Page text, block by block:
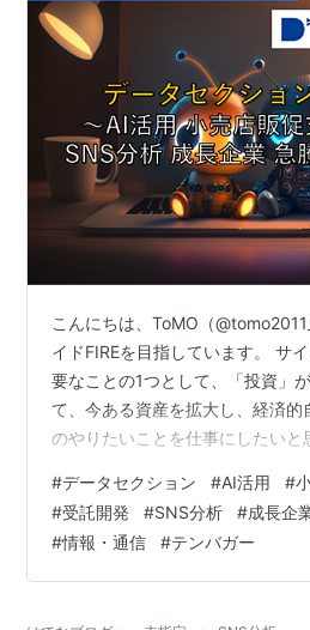
こんにちは、ToMO（
イドFIREを目指しています。 サ
要なことの1つとして、「投資」
て、今ある資産を拡大し、経済
のやりたいことを仕事にしたいと
あり、株式投資を行う上で株式銘
常に重要なことです。 日本株式投
といえるのが、以下の四季報にな
方は、以下から購入して読まれ
#データセクション #AI活用 #
#受託開発 #SNS分析 #成長企
#情報・通信 #テンバガー